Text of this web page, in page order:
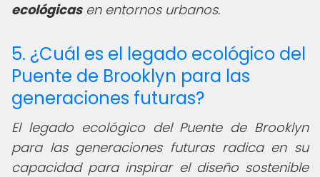
ecológicasen entornos urbanos.
5. ¿Cuál es el legado ecológico del
Puente de Brooklyn para las
generaciones futuras?
El legado ecológico del Puente de Brooklyn
para las generaciones futuras radica en su
capacidad para inspirar el diseño sostenible